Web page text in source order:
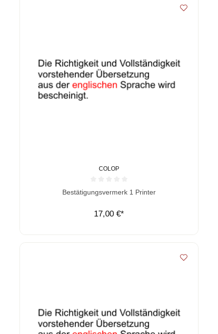
COLOP
Durchschnittliche Bewertung von 0 von 5 Sternen
Bestätigungsvermerk 1 Printer
17,00 €*